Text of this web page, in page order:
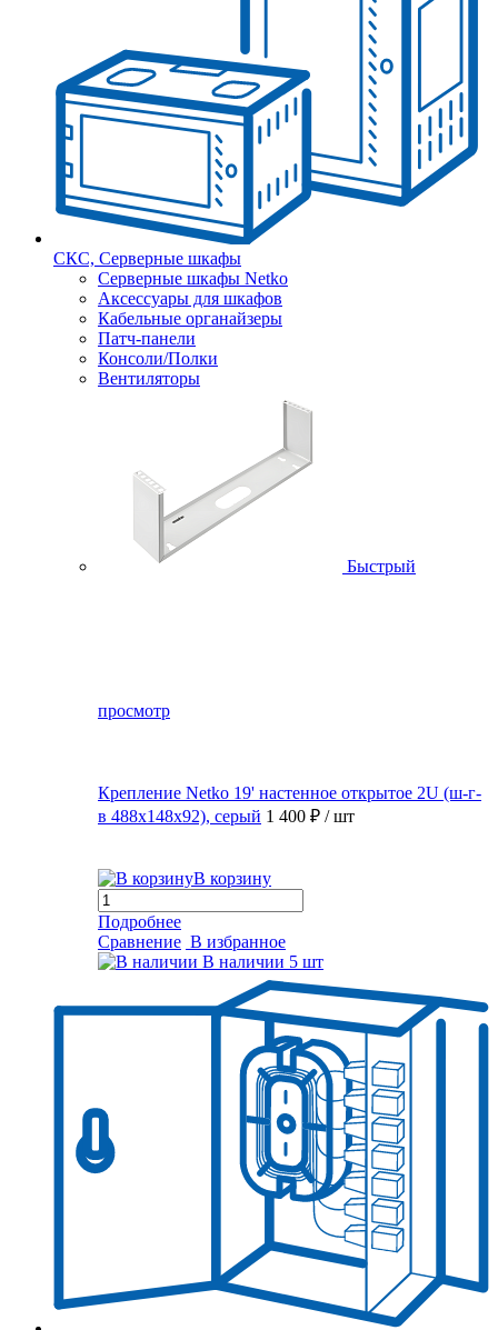
СКС, Серверные шкафы
Серверные шкафы Netko
Аксессуары для шкафов
Кабельные органайзеры
Патч-панели
Консоли/Полки
Вентиляторы
Быстрый
просмотр
Крепление Netko 19' настенное открытое 2U (ш-г-
в 488х148х92), серый 1 400 ₽ / шт
В корзину
Подробнее
Сравнение В избранное
В наличии 5 шт